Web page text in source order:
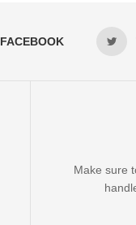
FACEBOOK
Make sure